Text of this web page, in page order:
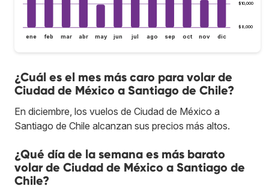
$8,000
$10,000
ene feb mar abr may jun jul ago sep oct nov dic
¿Cuál es el mes más caro para volar de
Ciudad de México a Santiago de Chile?
En diciembre, los vuelos de Ciudad de México a
Santiago de Chile alcanzan sus precios más altos.
¿Qué día de la semana es más barato
volar de Ciudad de México a Santiago de
Chile?